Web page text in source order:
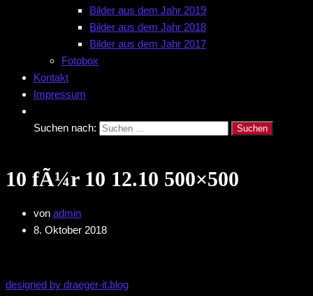
Bilder aus dem Jahr 2019
Bilder aus dem Jahr 2018
Bilder aus dem Jahr 2017
Fotobox
Kontakt
Impressum
Suchen nach:
10 fÃ¼r 10 12.10 500×500
von admin
8. Oktober 2018
designed by draeger-it.blog